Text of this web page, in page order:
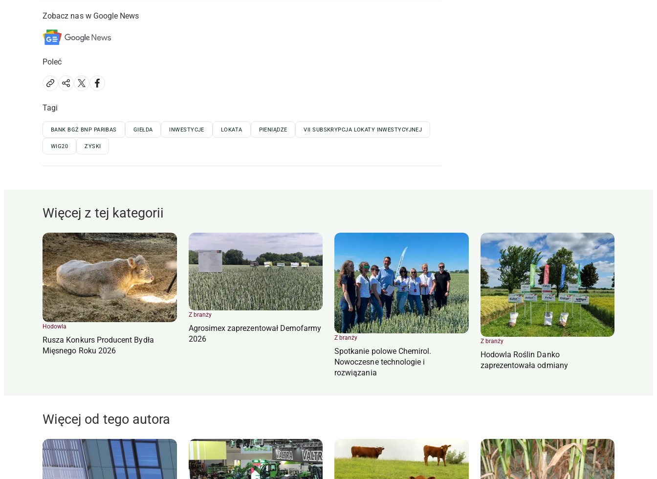
Zobacz nas w Google News
Poleć
Tagi
BANK BGŻ BNP PARIBAS GIEŁDA INWESTYCJE LOKATA PIENIĄDZE VII SUBSKRYPCJA LOKATY INWESTYCYJNEJ
WIG20 ZYSKI
Więcej z tej kategorii
Hodowla
Rusza Konkurs Producent Bydła
Mięsnego Roku 2026
Z branży
Agrosimex zaprezentował Demofarmy
2026
Z branży
Spotkanie polowe Chemirol.
Nowoczesne technologie i
rozwiązania
Z branży
Hodowla Roślin Danko
zaprezentowała odmiany
Więcej od tego autora